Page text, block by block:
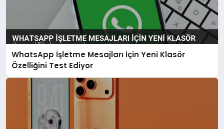
WhatsApp İşletme Mesajları İçin Yeni Klasör
Özelliğini Test Ediyor